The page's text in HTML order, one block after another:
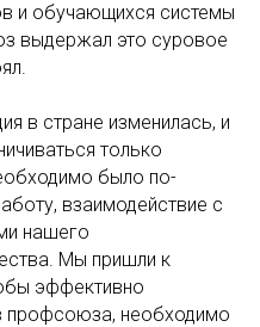
и обучающихся системы
выдержал это суровое
в стране изменилась, и
только
было по-
взаимодействие с
нашего
Мы пришли к
эффективно
профсоюза, необходимо